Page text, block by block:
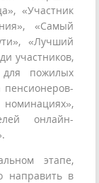
«Участник
«Самый
«Лучший
участников,
пожилых
онлайн-
этапе,
направить в